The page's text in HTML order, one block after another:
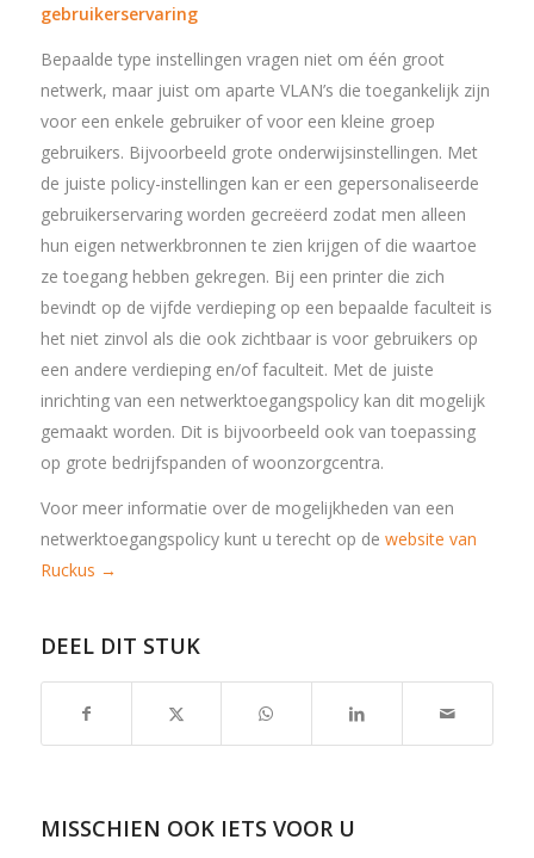
gebruikerservaring
Bepaalde type instellingen vragen niet om één groot
netwerk, maar juist om aparte VLAN’s die toegankelijk zijn
voor een enkele gebruiker of voor een kleine groep
gebruikers. Bijvoorbeeld grote onderwijsinstellingen. Met
de juiste policy-instellingen kan er een gepersonaliseerde
gebruikerservaring worden gecreëerd zodat men alleen
hun eigen netwerkbronnen te zien krijgen of die waartoe
ze toegang hebben gekregen. Bij een printer die zich
bevindt op de vijfde verdieping op een bepaalde faculteit is
het niet zinvol als die ook zichtbaar is voor gebruikers op
een andere verdieping en/of faculteit. Met de juiste
inrichting van een netwerktoegangspolicy kan dit mogelijk
gemaakt worden. Dit is bijvoorbeeld ook van toepassing
op grote bedrijfspanden of woonzorgcentra.
Voor meer informatie over de mogelijkheden van een
netwerktoegangspolicy kunt u terecht op de website van
Ruckus →
DEEL DIT STUK
MISSCHIEN OOK IETS VOOR U